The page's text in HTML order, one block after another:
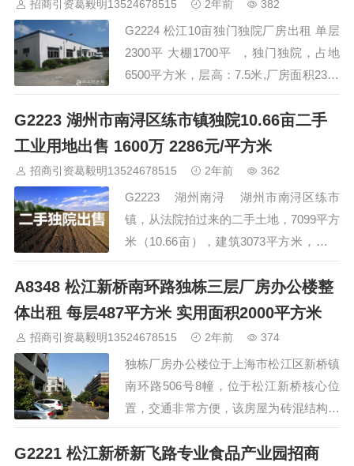
招商引资葛毅明13524678515 2年前 382
G2224 松江10亩独门独院厂房出租 单层
2300平 大棚1700平 ，独门独院，占地
6500平方米，层高：7.5米,厂房面积2300
平方米，厂房1.5/平方米/天。另有1700平
方米的钢结构搭成标准厂棚，配电：
125KW，价格面议。 长三角招商与投
资促进服务 招商热线 400-01…
G2223 湖州市南浔区练市镇独院10.66亩二手
工业用地出售 1600万 2286元/平方米
招商引资葛毅明13524678515 2年前 362
G2223 湖州南浔 湖州市南浔区练市
镇，从法院拍过来的二手土地，7099平方
米（10.66亩），建筑3073平方米，使用
权至2043年10月28日，由于行业限制，
现房东自已的木制品行业不能用，现成本
价转让，1600万元，适合拿来后按需求重
建，适合各种行业 污染和限制性行业除
A8348 松江新桥南环路独栋三层厂房办公楼整
体出租 每层487平方米 实用面积2000平方米
招商引资葛毅明13524678515 2年前 374
独栋厂房办公楼位于上海市松江区新桥镇
南环路506号8幢，位于松江新桥核心位
置，交通非常方便，该房屋为砖混结构，
层数为三层，总建筑面积为1460.86平方
米，其中：每层为486.95平方米，底层
G2221 松江新桥新飞路专业食品产业园招商